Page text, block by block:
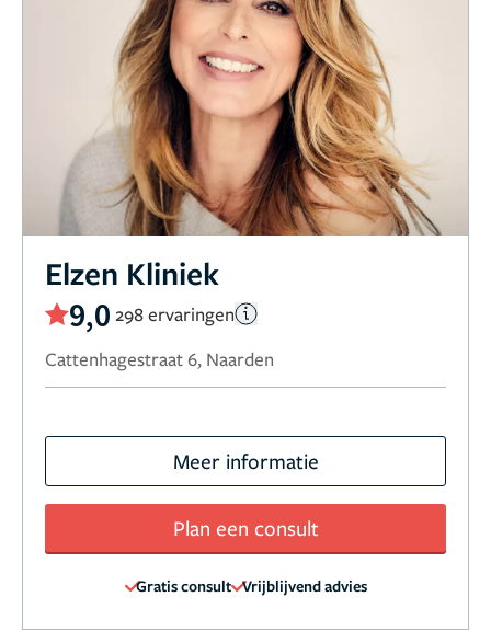
Elzen Kliniek
9,0 298 ervaringen
Cattenhagestraat 6, Naarden
Meer informatie
Plan een consult
Gratis consult Vrijblijvend advies